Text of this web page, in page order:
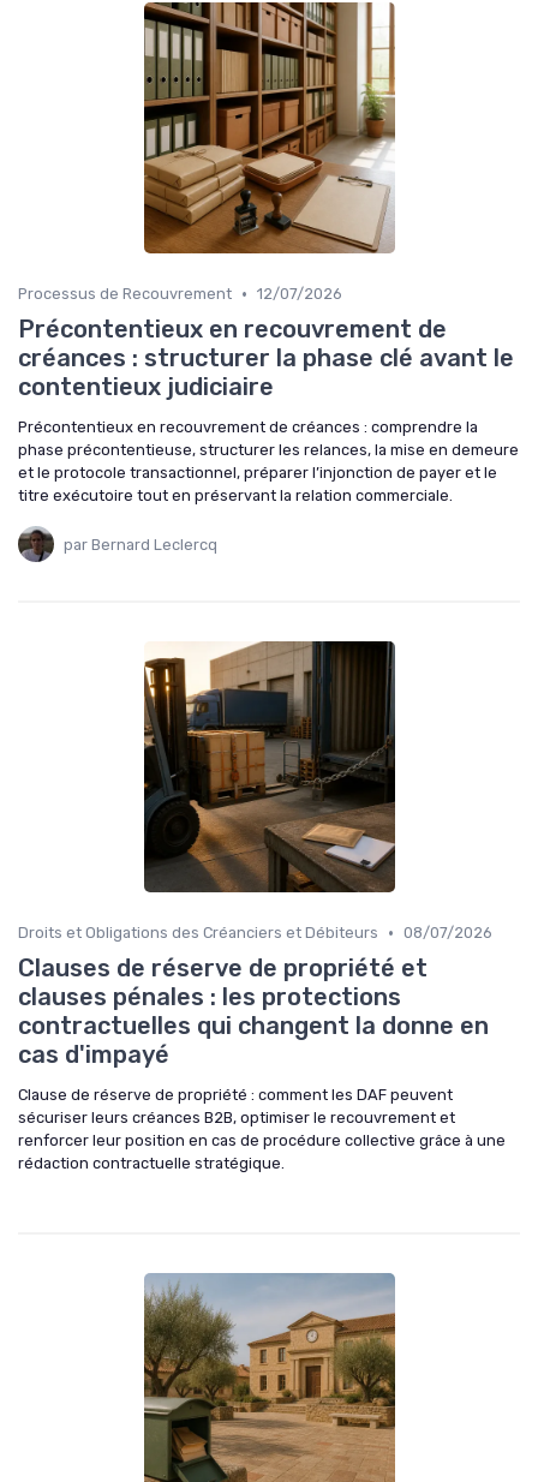
Processus de Recouvrement • 12/07/2026
Précontentieux en recouvrement de
créances : structurer la phase clé avant le
contentieux judiciaire
Précontentieux en recouvrement de créances : comprendre la
phase précontentieuse, structurer les relances, la mise en demeure
et le protocole transactionnel, préparer l’injonction de payer et le
titre exécutoire tout en préservant la relation commerciale.
par Bernard Leclercq
Droits et Obligations des Créanciers et Débiteurs • 08/07/2026
Clauses de réserve de propriété et
clauses pénales : les protections
contractuelles qui changent la donne en
cas d'impayé
Clause de réserve de propriété : comment les DAF peuvent
sécuriser leurs créances B2B, optimiser le recouvrement et
renforcer leur position en cas de procédure collective grâce à une
rédaction contractuelle stratégique.